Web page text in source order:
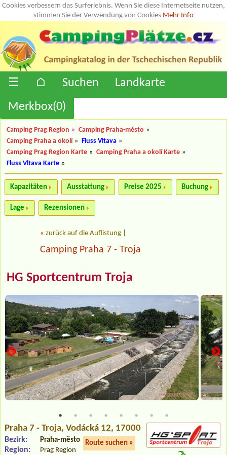
Cookies verbessern das Surferlebnis. Wenn Sie diese Internetseite nutzen,
stimmen Sie der Verwendung von Cookies Mehr Info
☰ ⌂ Suchen
Landkarte
Merkbox(0)
Camping Prag Region » Camping Praha-město »
Camping Praha a okolí » Fluss Vltava »
Camping Prag Region Karte » Camping Praha a okolí Karte »
Fluss Vltava Karte »
Kapazitäten Ausstattung Preise 2025 Buchung
Lage Rezensionen
« zurück auf die Auflistung
Camping Praha 7 - Troja
HG Sportcentrum Troja
Praha 7 - Troja, Vodácká 12, 17000
Route suchen »
Bezirk: Praha-město
Region: Prag Region